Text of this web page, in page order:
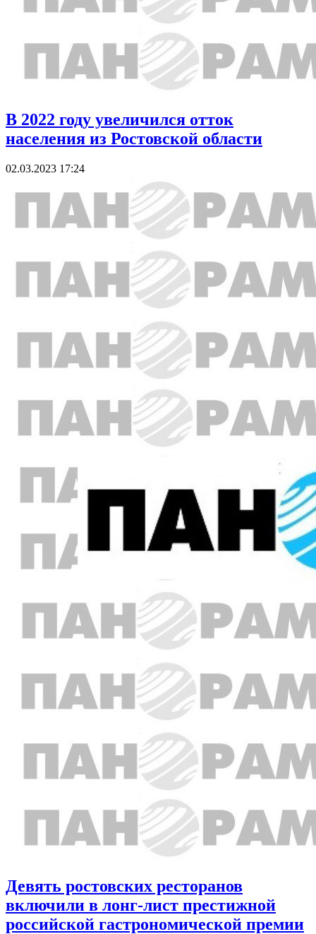
В 2022 году увеличился отток
населения из Ростовской области
02.03.2023 17:24
Девять ростовских ресторанов
включили в лонг-лист престижной
российской гастрономической премии